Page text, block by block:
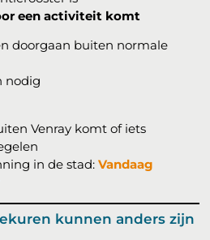
een activiteit komt
doorgaan buiten normale
nodig
Venray komt of iets
in de stad:Vandaag
kunnen anders zijn